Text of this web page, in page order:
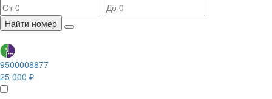
Найти номер
9500008877
25 000 ₽